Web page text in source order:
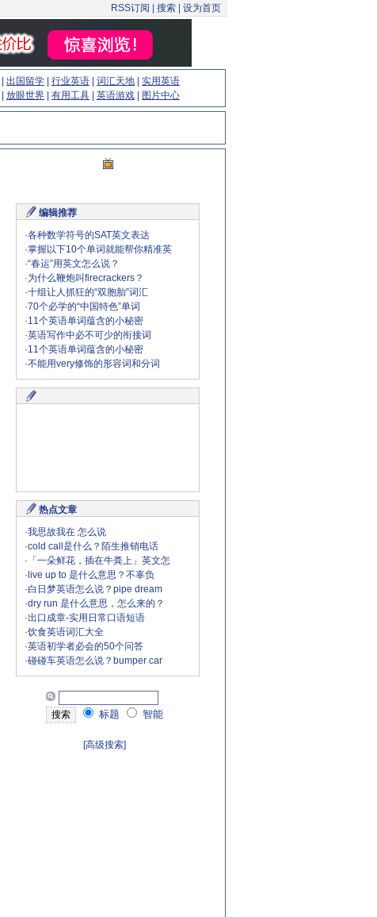
RSS订阅 搜索 设为首页
出国留学 行业英语 词汇天地
实用英语
放眼世界 有用工具 英语游戏 图片中心
编辑推荐
·各种数学符号的SAT英文表达
·掌握以下10个单词就能帮你精准英
·“春运”用英文怎么说？
·为什么鞭炮叫firecrackers？
·十组让人抓狂的“双胞胎”词汇
·70个必学的“中国特色”单词
·11个英语单词蕴含的小秘密
·英语写作中必不可少的衔接词
·11个英语单词蕴含的小秘密
·不能用very修饰的形容词和分词
热点文章
·我思故我在 怎么说
·cold call是什么？陌生推销电话
· 「一朵鲜花，插在牛粪上」英文怎
· live up to 是什么意思？不辜负
·白日梦英语怎么说？pipe dream
·dry run 是什么意思，怎么来的？
·出口成章-实用日常口语短语
·饮食英语词汇大全
·英语初学者必会的50个问答
·碰碰车英语怎么说？bumper car
标题 智能
[高级搜索]